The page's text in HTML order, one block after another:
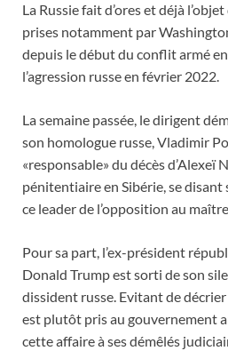
La Russie fait d’ores et déjà
prises notamment par
depuis le début du conflit armé
l’agression russe en février 2022.
La semaine passée, le dirigent
son homologue russe, Vladimir
«responsable» du décès d’Alexeï
pénitentiaire en Sibérie, se disant
ce leader de l’opposition au
Pour sa part, l’ex-président
Donald Trump est sorti de son
dissident russe. Evitant de
est plutôt pris au gouvernement
cette affaire à ses démêlés